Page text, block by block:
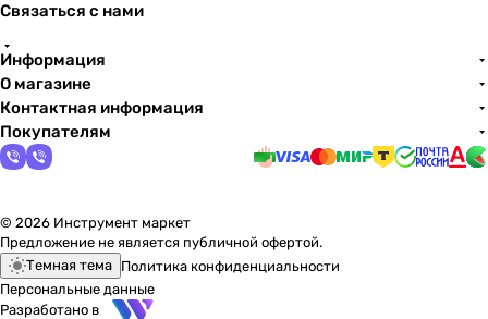
Связаться с нами
Информация
О магазине
Контактная информация
Покупателям
© 2026 Инструмент маркет
Предложение не является публичной офертой.
Темная тема Политика конфиденциальности
Персональные данные
Разработано в